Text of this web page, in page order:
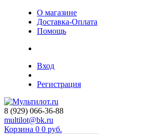
О магазине
Доставка-Оплата
Помощь
Вход
Регистрация
8 (929) 066-36-88
multilot@bk.ru
Корзина 0 0 руб.